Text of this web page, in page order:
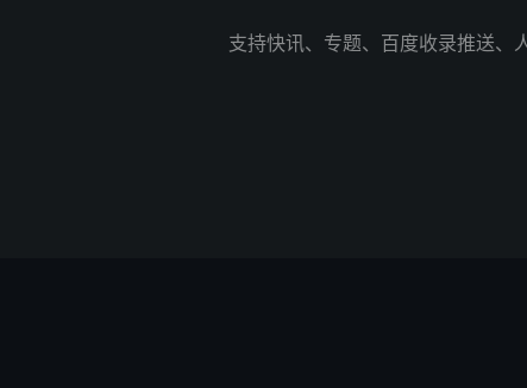
支持快讯、专题、百度收录推送、